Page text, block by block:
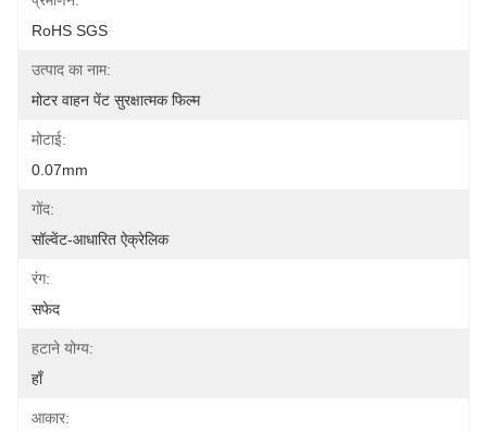
RoHS SGS
उत्पाद का नाम:
मोटर वाहन पेंट सुरक्षात्मक फिल्म
मोटाई:
0.07mm
गोंद:
सॉल्वेंट-आधारित ऐक्रेलिक
रंग:
सफेद
हटाने योग्य:
हाँ
आकार: